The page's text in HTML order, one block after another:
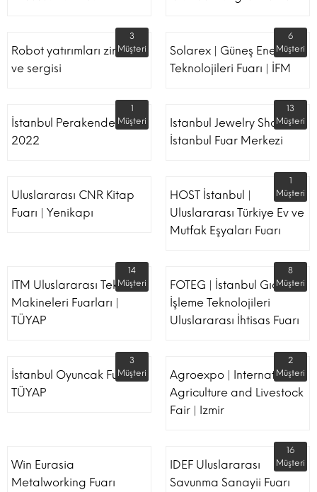
Robot yatırımları zirvesi
ve sergisi
3
Müşteri
Solarex | Güneş Enerjisi &
Teknolojileri Fuarı | İFM
6
Müşteri
İstanbul Perakende Fuarı
2022
1
Müşteri
Istanbul Jewelry Show |
İstanbul Fuar Merkezi
13
Müşteri
Uluslararası CNR Kitap
Fuarı | Yenikapı
HOST İstanbul |
Uluslararası Türkiye Ev ve
Mutfak Eşyaları Fuarı
1
Müşteri
ITM Uluslararası Tekstil
Makineleri Fuarları |
TÜYAP
14
Müşteri
FOTEG | İstanbul Gıda
İşleme Teknolojileri
Uluslararası İhtisas Fuarı
8
Müşteri
İstanbul Oyuncak Fuarı -
TÜYAP
3
Müşteri
Agroexpo | International
Agriculture and Livestock
Fair | Izmir
2
Müşteri
Win Eurasia
Metalworking Fuarı
IDEF Uluslararası
Savunma Sanayii Fuarı
16
Müşteri